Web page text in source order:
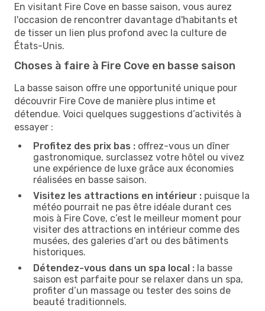
En visitant Fire Cove en basse saison, vous aurez
l'occasion de rencontrer davantage d'habitants et
de tisser un lien plus profond avec la culture de
États-Unis.
Choses à faire à Fire Cove en basse saison
La basse saison offre une opportunité unique pour
découvrir Fire Cove de manière plus intime et
détendue. Voici quelques suggestions d’activités à
essayer :
Profitez des prix bas : offrez-vous un dîner
gastronomique, surclassez votre hôtel ou vivez
une expérience de luxe grâce aux économies
réalisées en basse saison.
Visitez les attractions en intérieur : puisque la
météo pourrait ne pas être idéale durant ces
mois à Fire Cove, c’est le meilleur moment pour
visiter des attractions en intérieur comme des
musées, des galeries d’art ou des bâtiments
historiques.
Détendez-vous dans un spa local : la basse
saison est parfaite pour se relaxer dans un spa,
profiter d’un massage ou tester des soins de
beauté traditionnels.